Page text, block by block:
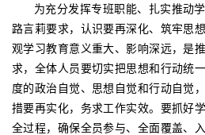
为充分发挥专班职能、扎实推动
路言莉要求，认识要再深化、筑牢思
观学习教育意义重大、影响深远，是
求，全体人员要切实把思想和行动统
度的政治自觉、思想自觉和行动自觉
措要再实化，务求工作实效。要抓好
全过程，确保全员参与、全面覆盖、